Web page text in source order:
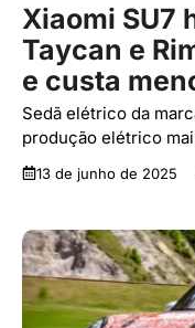
Xiaomi SU7
Taycan e
e custa
Sedã elétrico da
produção elétrico
13 de junho de 2025